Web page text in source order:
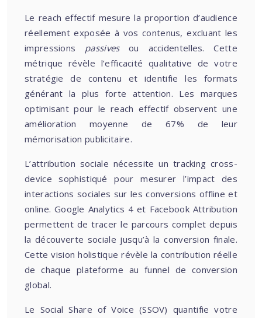
Le reach effectif mesure la proportion d’audience
réellement exposée à vos contenus, excluant les
impressions passivesou accidentelles. Cette
métrique révèle l’efficacité qualitative de votre
stratégie de contenu et identifie les formats
générant la plus forte attention. Les marques
optimisant pour le reach effectif observent une
amélioration moyenne de 67% de leur
mémorisation publicitaire.
L’attribution sociale nécessite un tracking cross-
device sophistiqué pour mesurer l’impact des
interactions sociales sur les conversions offline et
online. Google Analytics 4 et Facebook Attribution
permettent de tracer le parcours complet depuis
la découverte sociale jusqu’à la conversion finale.
Cette vision holistique révèle la contribution réelle
de chaque plateforme au funnel de conversion
global.
Le Social Share of Voice (SSOV) quantifie votre